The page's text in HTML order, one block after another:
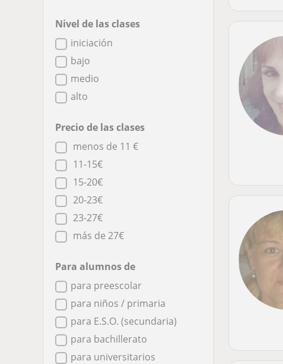
Nivel de las clases
iniciación
bajo
medio
alto
Precio de las clases
menos de 11 €
11-15€
15-20€
20-23€
23-27€
más de 27€
Para alumnos de
para preescolar
para niños / primaria
para E.S.O. (secundaria)
para bachillerato
para universitarios